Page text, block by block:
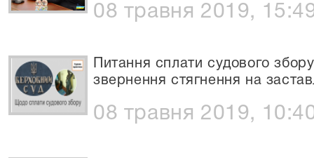
08 травня 2019,
Питання сплати судового
звернення стягнення на
08 травня 2019,